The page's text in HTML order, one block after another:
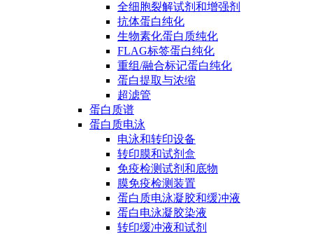
全细胞裂解试剂和增强剂
抗体蛋白纯化
生物素化蛋白质纯化
FLAG标签蛋白纯化
重组/融合标记蛋白纯化
蛋白提取与浓缩
超滤管
蛋白质谱
蛋白质电泳
电泳和转印设备
转印膜和试剂盒
免疫检测试剂和底物
膜免疫检测装置
蛋白质电泳凝胶和缓冲液
蛋白电泳凝胶染液
转印缓冲液和试剂